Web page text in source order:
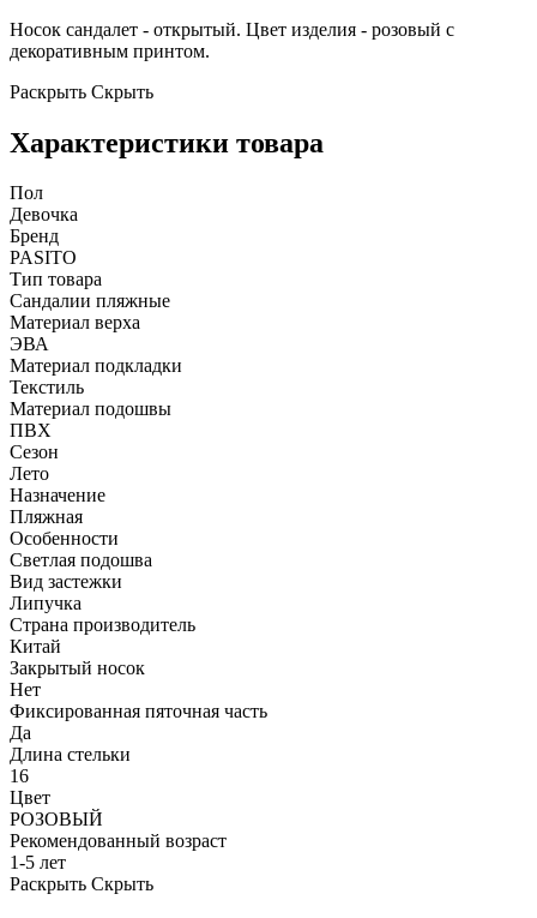
Носок сандалет - открытый. Цвет изделия - розовый с
декоративным принтом.
Раскрыть Скрыть
Характеристики товара
Пол
Девочка
Бренд
PASITO
Тип товара
Сандалии пляжные
Материал верха
ЭВА
Материал подкладки
Текстиль
Материал подошвы
ПВХ
Сезон
Лето
Назначение
Пляжная
Особенности
Светлая подошва
Вид застежки
Липучка
Страна производитель
Китай
Закрытый носок
Нет
Фиксированная пяточная часть
Да
Длина стельки
16
Цвет
РОЗОВЫЙ
Рекомендованный возраст
1-5 лет
Раскрыть Скрыть